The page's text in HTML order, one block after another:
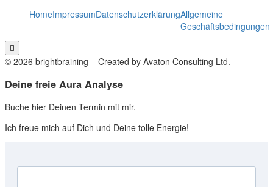
HomeImpressumDatenschutzerklärungAllgemeine
Geschäftsbedingungen
Hamburger
Toggle
Menu
© 2026 brightbraining – Created by Avaton Consulting Ltd.
Deine freie Aura Analyse
Buche hier Deinen Termin mit mir.
Ich freue mich auf Dich und Deine tolle Energie!